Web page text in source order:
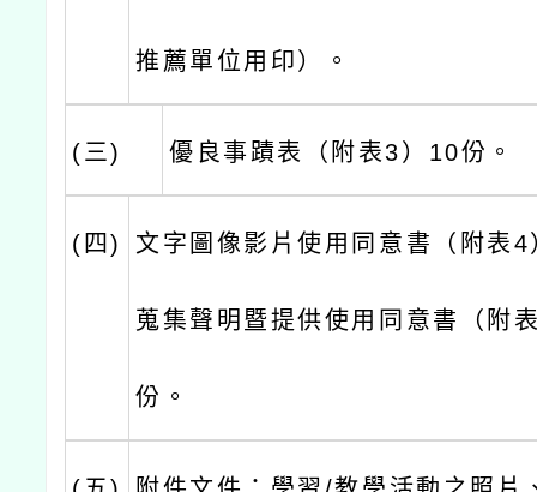
推薦單位用印）。
(三) 優良事蹟表（附表3）10份。
(四) 文字圖像影片使用同意書（附表
蒐集聲明暨提供使用同意書（附
份。